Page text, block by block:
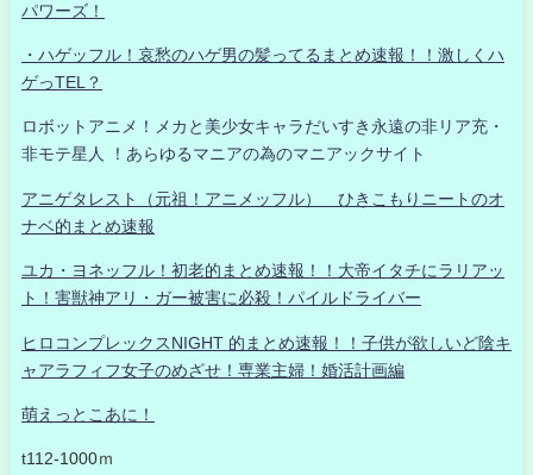
パワーズ！
・ハゲッフル！哀愁のハゲ男の髪ってるまとめ速報！！激しくハ
ゲっTEL？
ロボットアニメ！メカと美少女キャラだいすき永遠の非リア充・
非モテ星人 ！あらゆるマニアの為のマニアックサイト
アニゲタレスト（元祖！アニメッフル） ひきこもりニートのオ
ナベ的まとめ速報
ユカ・ヨネッフル！初老的まとめ速報！！大帝イタチにラリアッ
ト！害獣神アリ・ガー被害に必殺！パイルドライバー
ヒロコンプレックスNIGHT 的まとめ速報！！子供が欲しいど陰キ
ャアラフィフ女子のめざせ！専業主婦！婚活計画編
萌えっとこあに！
t112-1000ｍ